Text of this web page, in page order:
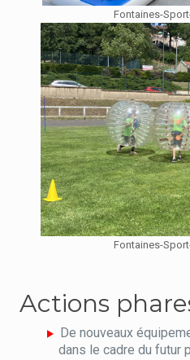
Fontaines-
Fontaines-
Actions
De nouveaux
dans le cadre du futur